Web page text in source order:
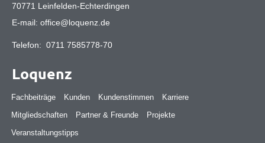
70771 Leinfelden-Echterdingen
E-mail: office@loquenz.de
Telefon: 0711 7585778-70
Loquenz
Fachbeiträge Kunden Kundenstimmen
Karriere
Mitgliedschaften
Partner & Freunde
Projekte
Veranstaltungstipps